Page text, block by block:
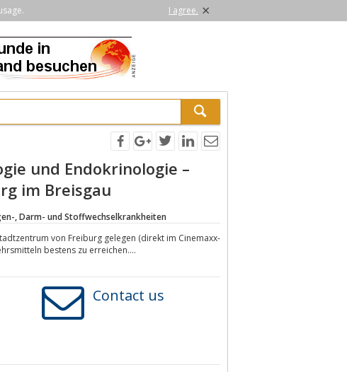
I agree. ×
und Endokrinologie –
im Breisgau
, Darm- und Stoffwechselkrankheiten
von Freiburg gelegen (direkt im Cinemaxx-
bestens zu erreichen....
Contact us